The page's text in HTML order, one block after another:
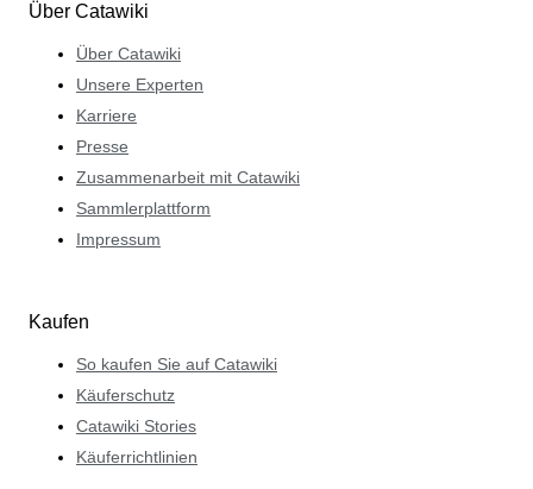
Über Catawiki
Über Catawiki
Unsere Experten
Karriere
Presse
Zusammenarbeit mit Catawiki
Sammlerplattform
Impressum
Kaufen
So kaufen Sie auf Catawiki
Käuferschutz
Catawiki Stories
Käuferrichtlinien